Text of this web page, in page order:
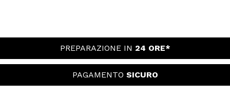
PREPARAZIONE IN 24 ORE*
PAGAMENTO SICURO